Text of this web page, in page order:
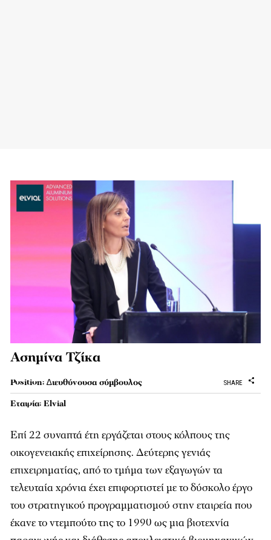
Ασημίνα Τζίκα
SHARE
Position: ∆ιευθύνουσα σύµβουλος
Εταιρία: Elvial
Επί 22 συναπτά έτη εργάζεται στους κόλπους της
οικογενειακής επιχείρησης. Δεύτερης γενιάς
επιχειρηματίας, από το τμήμα των εξαγωγών τα
τελευταία χρόνια έχει επιφορτιστεί με το δύσκολο έργο
του στρατηγικού προγραμματισμού στην εταιρεία που
έκανε το ντεμπούτο της το 1990 ως μια βιοτεχνία